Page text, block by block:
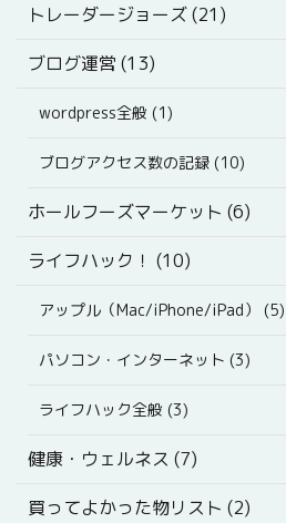
トレーダージョーズ (21)
ブログ運営 (13)
wordpress全般 (1)
ブログアクセス数の記録 (10)
ホールフーズマーケット (6)
ライフハック！ (10)
アップル（Mac/iPhone/iPad） (5)
パソコン・インターネット (3)
ライフハック全般 (3)
健康・ウェルネス (7)
買ってよかった物リスト (2)